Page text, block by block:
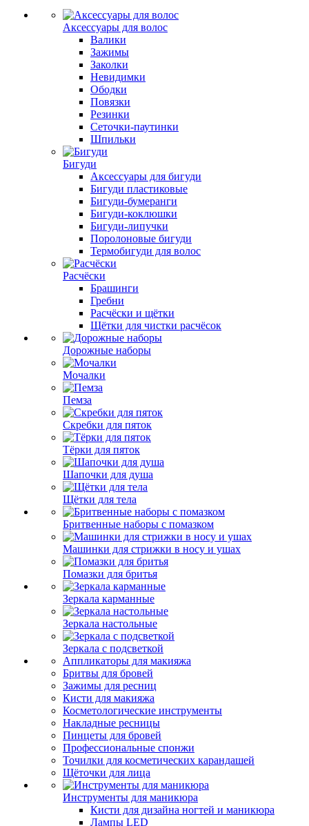
Аксессуары для волос
Валики
Зажимы
Заколки
Невидимки
Ободки
Повязки
Резинки
Сеточки-паутинки
Шпильки
Бигуди
Аксессуары для бигуди
Бигуди пластиковые
Бигуди-бумеранги
Бигуди-коклюшки
Бигуди-липучки
Поролоновые бигуди
Термобигуди для волос
Расчёски
Брашинги
Гребни
Расчёски и щётки
Щётки для чистки расчёсок
Дорожные наборы
Мочалки
Пемза
Скребки для пяток
Тёрки для пяток
Шапочки для душа
Щётки для тела
Бритвенные наборы с помазком
Машинки для стрижки в носу и ушах
Помазки для бритья
Зеркала карманные
Зеркала настольные
Зеркала с подсветкой
Аппликаторы для макияжа
Бритвы для бровей
Зажимы для ресниц
Кисти для макияжа
Косметологические инструменты
Накладные ресницы
Пинцеты для бровей
Профессиональные спонжи
Точилки для косметических карандашей
Щёточки для лица
Инструменты для маникюра
Кисти для дизайна ногтей и маникюра
Лампы LED